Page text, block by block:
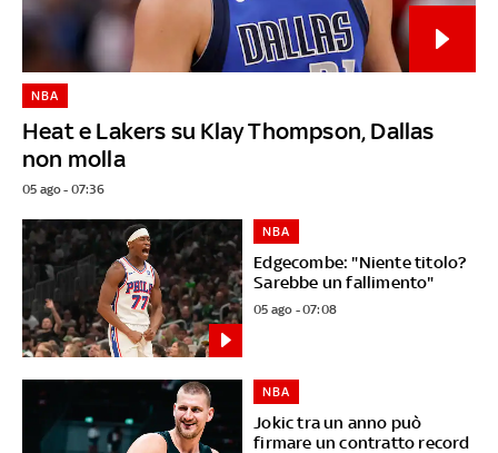
Heat e Lakers su Klay Thompson, Dallas
non molla
NBA
05 ago - 07:36
Edgecombe: "Niente titolo?
Sarebbe un fallimento"
NBA
05 ago - 07:08
Jokic tra un anno può
firmare un contratto record
NBA